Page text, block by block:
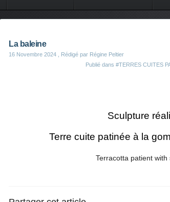
La baleine
16 Novembre 2024 , Rédigé par Régine Peltier
Publié dans #TERRES CUITES
Sculpture
Terre cuite patinée à la
Terracotta patient with